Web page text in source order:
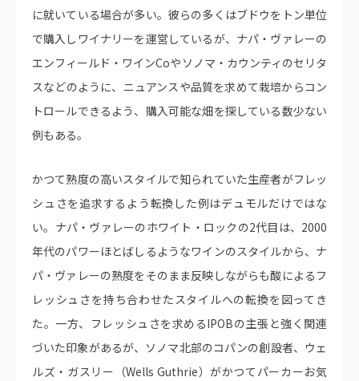
に就いている場合が多い。彼らの多くはブドウをトン単位
で購入しワイナリーを運営しているが、ナパ・ヴァレーの
エンフィールド・ワインCoやソノマ・カウンティのセリタ
スなどのように、ニュアンスや品質を求めて栽培からコン
トロールできるよう、購入可能な畑を探している数少ない
例もある。
かつて熟度の高いスタイルで知られていた生産者がフレッ
シュさを追求するよう転換した例はデュモルだけではな
い。ナパ・ヴァレーのホワイト・ロックの2代目は、2000
年代のパワーほとばしるようなワインのスタイルから、ナ
パ・ヴァレーの熟度をそのまま反映しながらも酸によるフ
レッシュさを持ち合わせたスタイルへの転換を図ってき
た。一方、フレッシュさを求めるIPOBの主張と強く関連
づいた印象があるが、ソノマ北部のコパンの創設者、ウェ
ルズ・ガスリー（Wells Guthrie）がかつてパーカーお気